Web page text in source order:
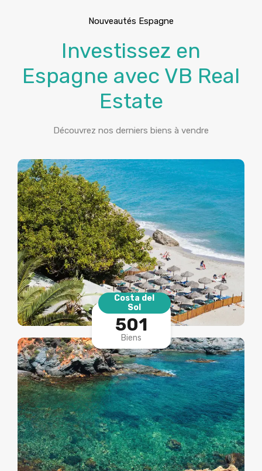
Nouveautés Espagne
Investissez en
Espagne avec VB Real
Estate
Découvrez nos derniers biens à vendre
Costa del
Sol
501
Biens